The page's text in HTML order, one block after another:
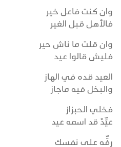
وان كنت فاعل خـير
فالأهل قبل الغير
وان قلت ما ناش حير
فليش قالوا عيـد
العيد قـده في الهـاز
والبخل فيه ماجـاز
فخلي الحبزاز
عيِّدْ قد اسمه عيد
رفِّه على نفسك